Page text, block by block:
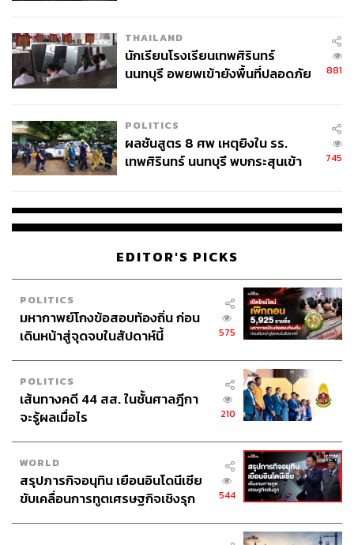
สามารถติดตาม THE STANDARD WEALTH
ผ่านแอปพลิเคชันต่างๆ ที่คุณสะดวกหรือใช้งานอยู่แล้วได้เลย
TAGS: บรรษัทประกันสินเชื่ออุตสาหกรรมขนาดย่อม (บสย.)
ประเทศไทย (ธพว.)
ธนาคารออมสิน
ธนาคาร
ธนาคารเพื่อการเกษตรและสหกรณ์การเกษตร
ธนาคารอิสลามแห่งประเทศไทย (ธอท.)
(EXIM BANK)
ธนาคารอาคารสงเคราะห์ (ธอส.)
48
ABOUT THE AUTHOR
วาราดา ทองจำนงค์
THAILAND
นักเรียนโรงเรียนเทพศิรินทร์
นนทบุรี อพยพเข้ายังพื้นที่ปลอดภัย
881
POLITICS
ผลชันสูตร 8 ศพ เหตุยิงใน รร.
เทพศิรินทร์ นนทบุรี พบกระสุนเข้า
745
EDITOR'S PICKS
POLITICS
มหากาพย์โกงข้อสอบท้องถิ่น ก่อน
เดินหน้าสู่จุดจบในสัปดาห์นี้
575
POLITICS
เส้นทางคดี 44 สส. ในชั้นศาลฎีกา
จะรู้ผลเมื่อไร
210
WORLD
สรุปภารกิจอนุทิน เยือนอินโดนีเซีย
ขับเคลื่อนการทูตเศรษฐกิจเชิงรุก
544